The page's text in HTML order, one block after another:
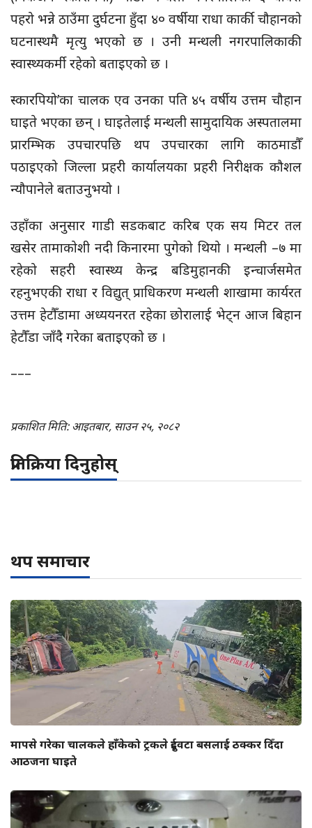
पहरो भन्ने ठाउँमा दुर्घटना हुँदा ४० वर्षीया राधा कार्की चौहानको
घटनास्थमै मृत्यु भएको छ । उनी मन्थली नगरपालिकाकी
स्वास्थ्यकर्मी रहेको बताइएको छ ।
स्कारपियो’का चालक एव उनका पति ४५ वर्षीय उत्तम चौहान
घाइते भएका छन् । घाइतेलाई मन्थली सामुदायिक अस्पतालमा
प्रारम्भिक उपचारपछि थप उपचारका लागि काठमाडौँ
पठाइएको जिल्ला प्रहरी कार्यालयका प्रहरी निरीक्षक कौशल
न्यौपानेले बताउनुभयो ।
उहाँका अनुसार गाडी सडकबाट करिब एक सय मिटर तल
खसेर तामाकोशी नदी किनारमा पुगेको थियो । मन्थली –७ मा
रहेको सहरी स्वास्थ्य केन्द्र बडिमुहानकी इन्चार्जसमेत
रहनुभएकी राधा र विद्युत् प्राधिकरण मन्थली शाखामा कार्यरत
उत्तम हेटौँडामा अध्ययनरत रहेका छोरालाई भेट्न आज बिहान
हेटौँडा जाँदै गरेका बताइएको छ ।
–––
प्रकाशित मिति: आइतबार, साउन २५, २०८२
प्रतिक्रिया दिनुहोस्
थप समाचार
मापसे गरेका चालकले हाँकेको ट्रकले दुईवटा बसलाई ठक्कर दिँदा
आठजना घाइते